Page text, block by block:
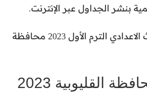
بنشر الجداول عبر الإنترنت.
الحديث عن جدول امتحانات الصف الثالث الاعدادي الترم الأول 2023 محافظة
القليوبية 2023